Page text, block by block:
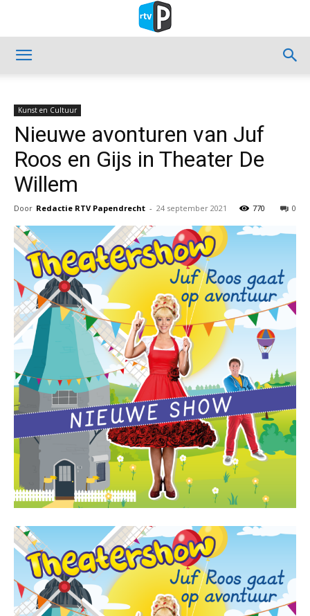
Kunst en Cultuur
Nieuwe avonturen van Juf
Roos en Gijs in Theater De
Willem
Door Redactie RTV Papendrecht - 24 september 2021 0
770